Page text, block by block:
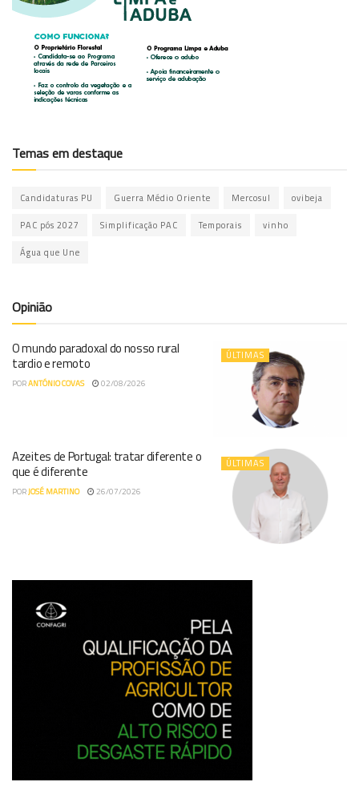
Temas em destaque
Candidaturas PU Guerra Médio Oriente Mercosul ovibeja
PAC pós 2027 Simplificação PAC Temporais vinho
Água que Une
Opinião
ÚLTIMAS
O mundo paradoxal do nosso rural
tardio e remoto
PORANTÓNIO COVAS 02/08/2026
ÚLTIMAS
Azeites de Portugal: tratar diferente o
que é diferente
PORJOSÉ MARTINO 26/07/2026